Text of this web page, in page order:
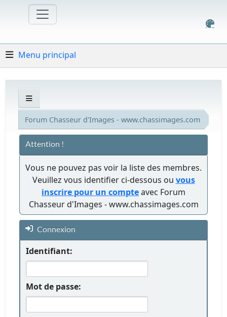
Menu principal
Forum Chasseur d'Images - www.chassimages.com
Attention !
Vous ne pouvez pas voir la liste des membres.
Veuillez vous identifier ci-dessous ou vous
inscrire pour un compteavec Forum
Chasseur d'Images - www.chassimages.com
Connexion
Identifiant:
Mot de passe: